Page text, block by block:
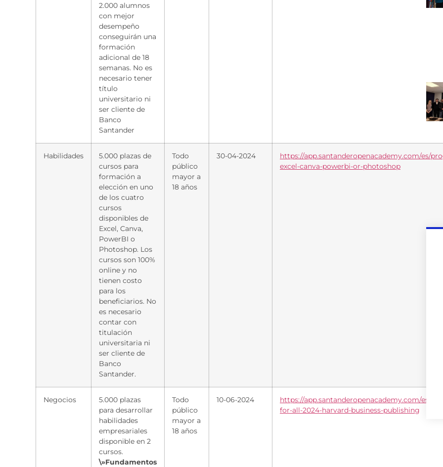
2.000 alumnos
con mejor
desempeño
conseguirán una
formación
adicional de 18
semanas. No es
necesario tener
título
universitario ni
ser cliente de
Banco
Santander
Habilidades
5.000 plazas de
cursos para
formación a
elección en uno
de los cuatro
cursos
disponibles de
Excel, Canva,
PowerBI o
Photoshop. Los
cursos son 100%
online y no
tienen costo
para los
beneficiarios. No
es necesario
contar con
titulación
universitaria ni
ser cliente de
Banco
Santander.
Todo
público
mayor a
18 años
30-04-2024
https://app.santanderopenacademy.com/es/
excel-canva-powerbi-or-photoshop
Negocios
5.000 plazas
para desarrollar
habilidades
empresariales
disponible en 2
cursos.
\»Fundamentos
Todo
público
mayor a
18 años
10-06-2024
https://app.santanderopenacademy.com/es/
for-all-2024-harvard-business-publishing